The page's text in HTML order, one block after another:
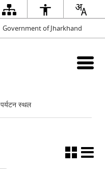
Government of Jharkhand
पर्यटन स्थल